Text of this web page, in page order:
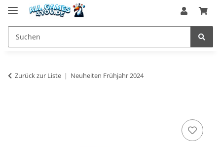
Zurück zur Liste Neuheiten Frühjahr 2024